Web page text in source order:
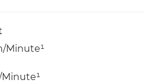
Minute¹
Minute¹